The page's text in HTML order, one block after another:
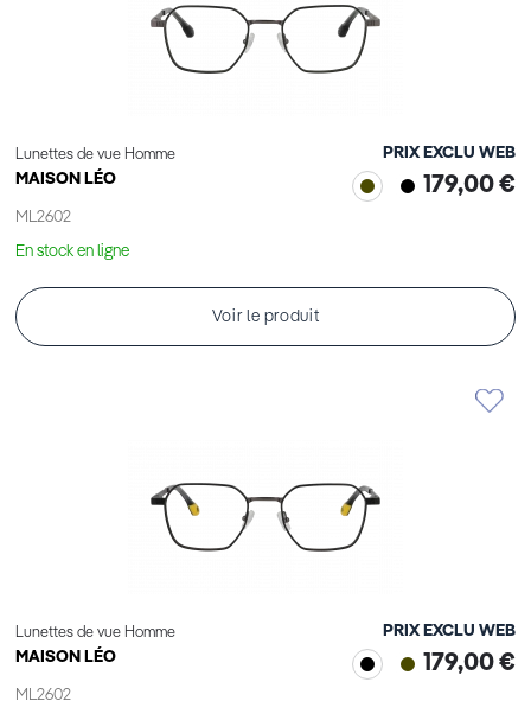
Lunettes de vue Homme
MAISON LÉO
ML2602
PRIX EXCLU WEB
179,00 €
En stock en ligne
Voir le produit
Lunettes de vue Homme
MAISON LÉO
ML2602
PRIX EXCLU WEB
179,00 €